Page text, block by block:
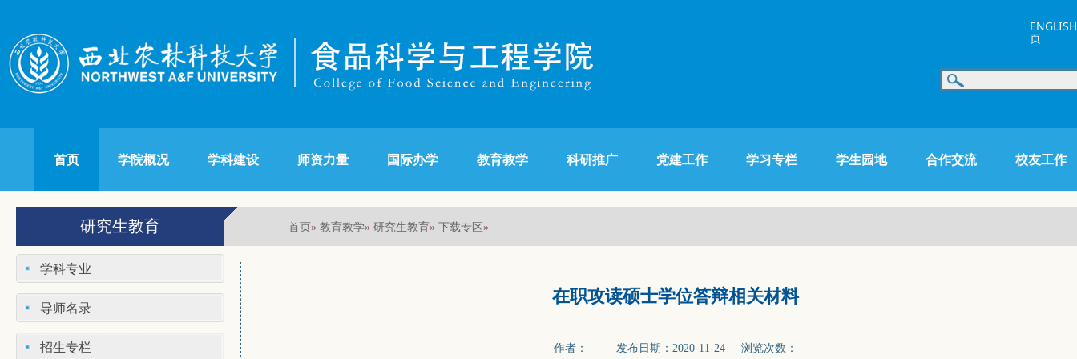
ENGLISH
页
首页 学院概况 学科建设 师资力量 国际办学 教育教学 科研推广 党建工作 学习专栏 学生园地 合作交流 校友工作
研究生教育 首页» 教育教学» 研究生教育» 下载专区»
学科专业
导师名录
招生专栏
在职攻读硕士学位答辩相关材料
作者： 发布日期：2020-11-24 浏览次数：